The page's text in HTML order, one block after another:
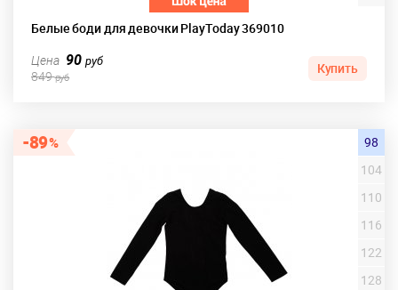
Белые боди для девочки PlayToday 369010
Цена 90руб
849руб
Купить
89
98
104
110
116
122
128